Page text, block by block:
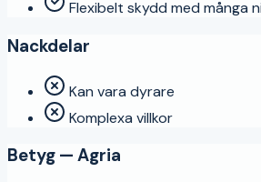
Flexibelt skydd med många
Nackdelar
Kan vara dyrare
Komplexa villkor
Betyg — Agria